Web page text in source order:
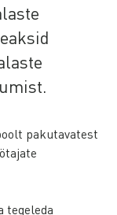
pakutavatest
tegeleda